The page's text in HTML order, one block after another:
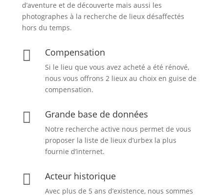
d’aventure et de découverte mais aussi les
photographes à la recherche de lieux désaffectés
hors du temps.
 Compensation
Si le lieu que vous avez acheté a été rénové,
nous vous offrons 2 lieux au choix en guise de
compensation.
 Grande base de données
Notre recherche active nous permet de vous
proposer la liste de lieux d’urbexla plus
fournie d’internet.
 Acteur historique
Avec plus de 5 ans d’existence, nous sommes